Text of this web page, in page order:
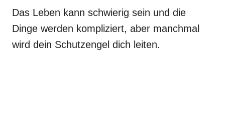
Das Leben kann schwierig sein und die
Dinge werden kompliziert, aber manchmal
wird dein Schutzengel dich leiten.